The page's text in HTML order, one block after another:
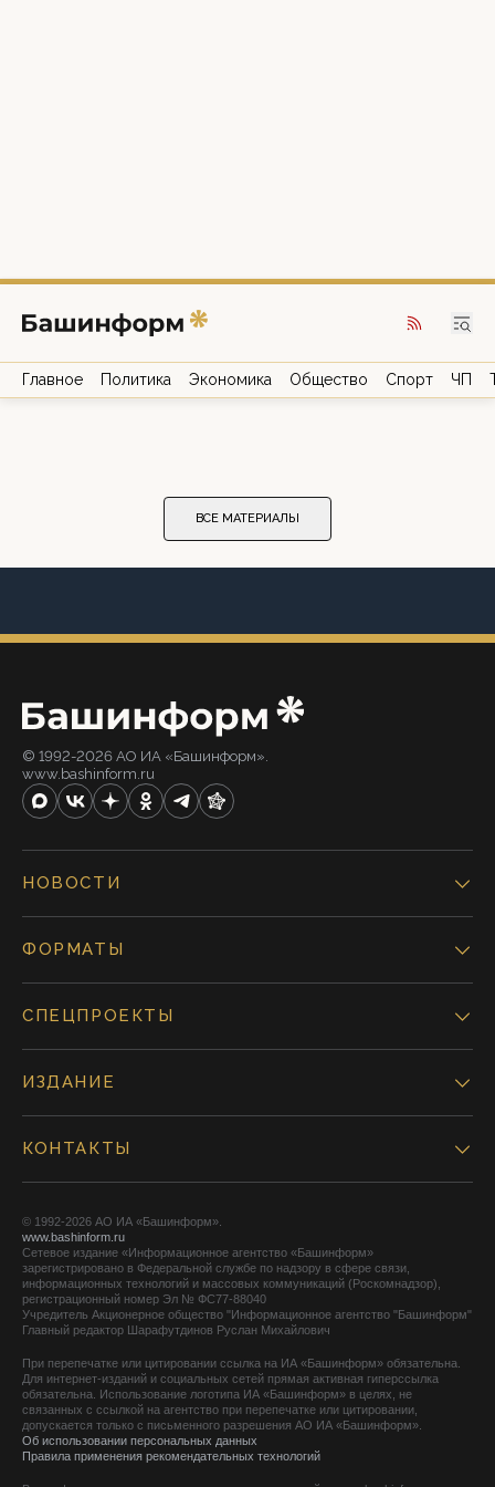
Главное Политика Экономика Общество Спорт ЧП
ВСЕ МАТЕРИАЛЫ
© 1992-2026 АО ИА «Башинформ».
www.bashinform.ru
НОВОСТИ
ФОРМАТЫ
СПЕЦПРОЕКТЫ
ИЗДАНИЕ
КОНТАКТЫ
© 1992-2026 АО ИА «Башинформ».
www.bashinform.ru
Сетевое издание «Информационное агентство «Башинформ»
зарегистрировано в Федеральной службе по надзору в сфере связи,
информационных технологий и массовых коммуникаций (Роскомнадзор),
регистрационный номер Эл № ФС77-88040
Учредитель Акционерное общество "Информационное агентство "Башинформ"
Главный редактор Шарафутдинов Руслан Михайлович
При перепечатке или цитировании ссылка на ИА «Башинформ» обязательна.
Для интернет-изданий и социальных сетей прямая активная гиперссылка
обязательна. Использование логотипа ИА «Башинформ» в целях, не
связанных с ссылкой на агентство при перепечатке или цитировании,
допускается только с письменного разрешения АО ИА «Башинформ».
Об использовании персональных данных
Правила применения рекомендательных технологий